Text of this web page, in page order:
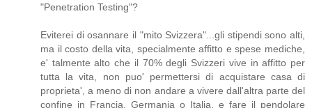
"Penetration Testing"?
Eviterei di osannare il "mito Svizzera"...gli stipendi sono alti,
ma il costo della vita, specialmente affitto e spese mediche,
e' talmente alto che il 70% degli Svizzeri vive in affitto per
tutta la vita, non puo' permettersi di acquistare casa di
proprieta', a meno di non andare a vivere dall'altra parte del
confine in Francia, Germania o Italia, e fare il pendolare